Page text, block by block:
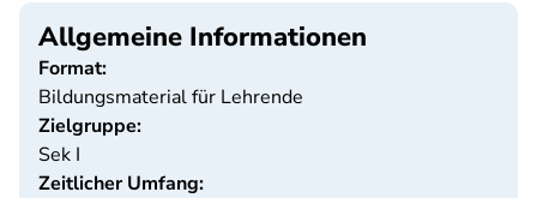
Allgemeine Informationen
Format:
Bildungsmaterial für Lehrende
Zielgruppe:
Sek I
Zeitlicher Umfang: